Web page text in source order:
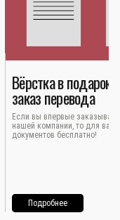
Вёрстка в подарок
заказ перевода
Если вы впервые
нашей компании, то для вас
документов бесплатно!
Подробнее